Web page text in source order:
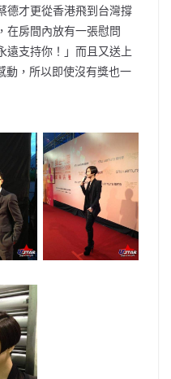
德才更從香港飛到台灣撐
在房間內放有一張慰問
遠支持你！」而且又送上
動，所以即使沒有獎也一